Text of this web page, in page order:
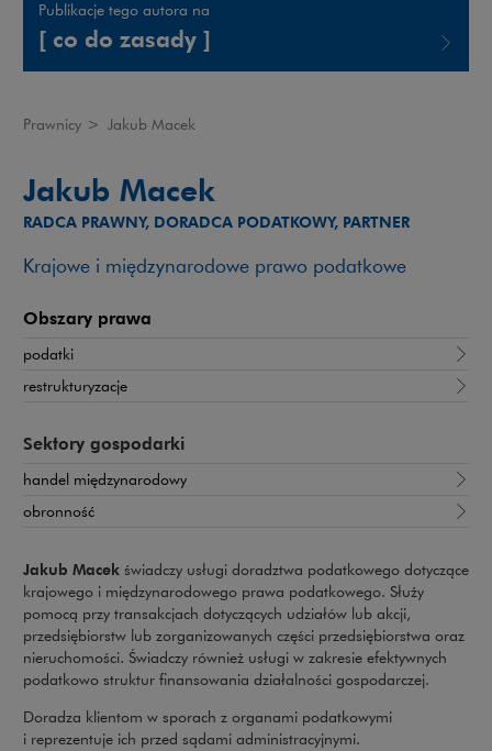
Publikacje tego autora na
[ co do zasady ]
Prawnicy > Jakub Macek
Jakub Macek
RADCA PRAWNY, DORADCA PODATKOWY, PARTNER
Krajowe i międzynarodowe prawo podatkowe
Obszary prawa
podatki
restrukturyzacje
Sektory gospodarki
handel międzynarodowy
obronność
Jakub Macek świadczy usługi doradztwa podatkowego dotyczące
krajowego i międzynarodowego prawa podatkowego. Służy
pomocą przy transakcjach dotyczących udziałów lub akcji,
przedsiębiorstw lub zorganizowanych części przedsiębiorstwa oraz
nieruchomości. Świadczy również usługi w zakresie efektywnych
podatkowo struktur finansowania działalności gospodarczej.
Doradza klientom w sporach z organami podatkowymi
i reprezentuje ich przed sądami administracyjnymi.